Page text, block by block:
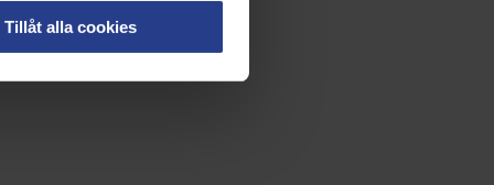
Tillåt alla cookies